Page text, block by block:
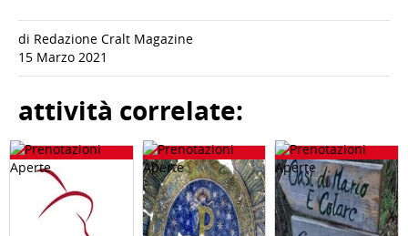
di Redazione Cralt Magazine
15 Marzo 2021
attività correlate: